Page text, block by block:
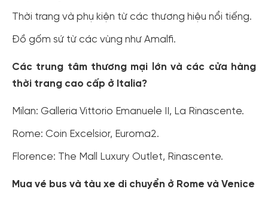
Thời trang và phụ kiện từ các thương hiệu nổi tiếng.
Đồ gốm sứ từ các vùng như Amalfi.
Các trung tâm thương mại lớn và các cửa hàng
thời trang cao cấp ở Italia?
Milan: Galleria Vittorio Emanuele II, La Rinascente.
Rome: Coin Excelsior, Euroma2.
Florence: The Mall Luxury Outlet, Rinascente.
Mua vé bus và tàu xe di chuyển ở Rome và Venice